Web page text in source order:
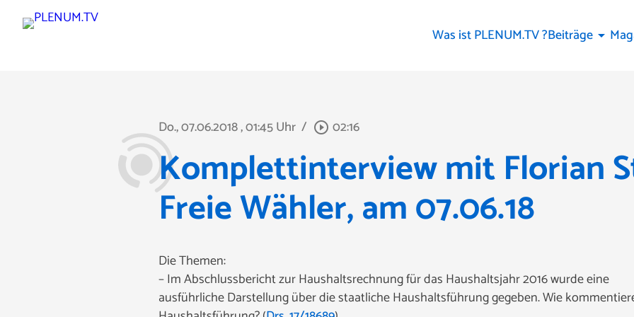
Was ist PLENUM.TV ?Beiträge arrow_drop_down
Do., 07.06.2018, 01:45 Uhr / play_circle_outline 02:16
Komplettinterview mit Florian
Freie Wähler, am 07.06.18
Die Themen:
– Im Abschlussbericht zur Haushaltsrechnung für das Haushaltsjahr 2016 wurde eine
ausführliche Darstellung über die staatliche Haushaltsführung gegeben. Wie